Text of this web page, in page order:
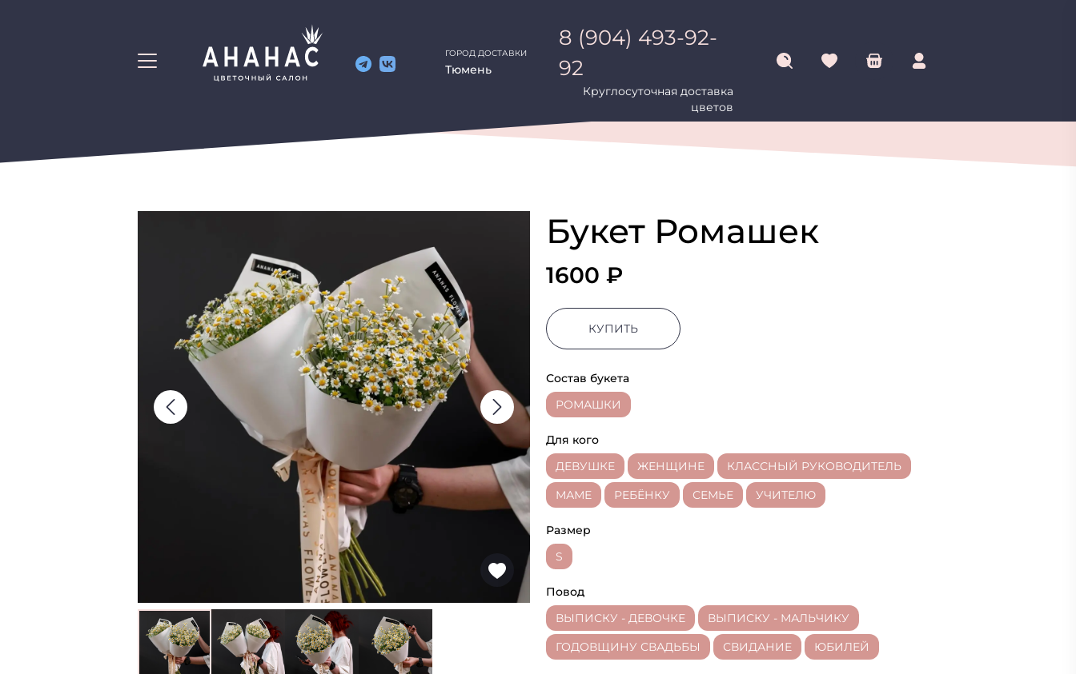
ГОРОД ДОСТАВКИ
Тюмень
8 (904) 493-92-
92
Круглосуточная доставка
цветов
Онлайн Витрина Сертификаты Новинки
Букет Ромашек
1600 ₽
КУПИТЬ
Состав букета
РОМАШКИ
Для кого
ДЕВУШКЕ
ЖЕНЩИНЕ
КЛАССНЫЙ РУКОВОДИТЕЛЬ
МАМЕ
РЕБЁНКУ СЕМЬЕ УЧИТЕЛЮ
Размер
S
Повод
ВЫПИСКУ - ДЕВОЧКЕ
ВЫПИСКУ - МАЛЬЧИКУ
ГОДОВЩИНУ СВАДЬБЫ
СВИДАНИЕ ЮБИЛЕЙ